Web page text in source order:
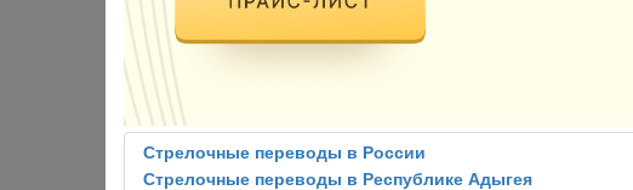
Стрелочные переводы в России
Стрелочные переводы в Республике Адыгея